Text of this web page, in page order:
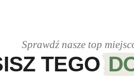
Sprawdź nasze top
TEGO